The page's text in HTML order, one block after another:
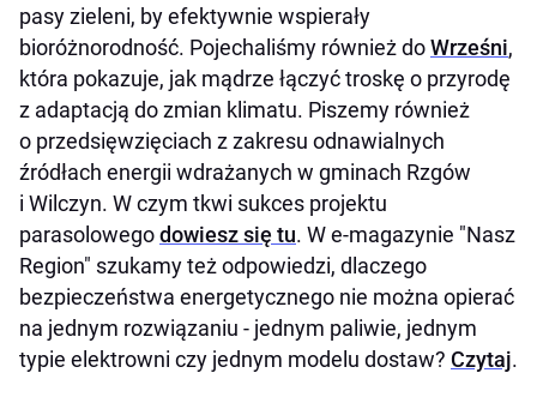
pasy zieleni, by efektywnie wspierały
bioróżnorodność. Pojechaliśmy również doWrześni,
która pokazuje, jak mądrze łączyć troskę o przyrodę
z adaptacją do zmian klimatu. Piszemy również
o przedsięwzięciach z zakresu odnawialnych
źródłach energii wdrażanych w gminach Rzgów
i Wilczyn. W czym tkwi sukces projektu
parasolowegodowiesz się tu. W e-magazynie "Nasz
Region" szukamy też odpowiedzi, dlaczego
bezpieczeństwa energetycznego nie można opierać
na jednym rozwiązaniu - jednym paliwie, jednym
typie elektrowni czy jednym modelu dostaw? Czytaj.